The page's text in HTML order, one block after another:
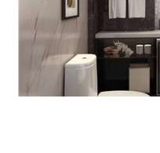
Palissandro Classico. Marmo.